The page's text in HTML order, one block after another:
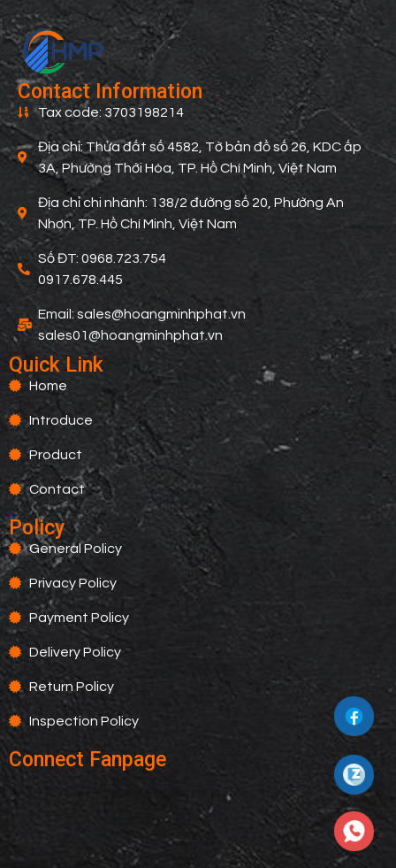
Contact Information
Tax code: 3703198214
Địa chỉ: Thửa đất số 4582, Tờ bản đồ số 26, KDC ấp
3A, Phường Thới Hòa, TP. Hồ Chí Minh, Việt Nam
Địa chỉ chi nhánh: 138/2 đường số 20, Phường An
Nhơn, TP. Hồ Chí Minh, Việt Nam
Số ĐT: 0968.723.754
0917.678.445
Email: sales@hoangminhphat.vn
sales01@hoangminhphat.vn
Quick Link
Home
Introduce
Product
Contact
Policy
General Policy
Privacy Policy
Payment Policy
Delivery Policy
Return Policy
Inspection Policy
Connect Fanpage